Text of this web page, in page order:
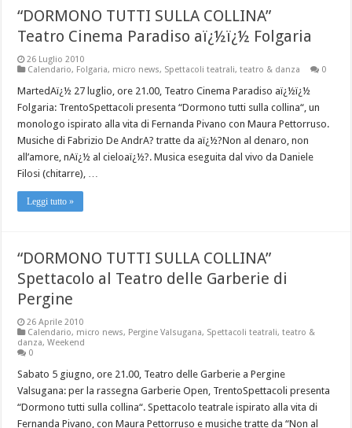
“DORMONO TUTTI SULLA COLLINA”
Teatro Cinema Paradiso aï¿½ï¿½ Folgaria
26 Luglio 2010
Calendario, Folgaria, micro news, Spettacoli teatrali,teatro & danza 0
MartedAï¿½ 27 luglio, ore 21.00, Teatro Cinema Paradiso aï¿½ï¿½
Folgaria: TrentoSpettacoli presenta “Dormono tutti sulla collina“, un
monologo ispirato alla vita di Fernanda Pivano con Maura Pettorruso.
Musiche di Fabrizio De AndrA? tratte da aï¿½?Non al denaro, non
all’amore, nAï¿½ al cieloaï¿½?. Musica eseguita dal vivo da Daniele
Filosi (chitarre), …
Leggi tutto »
“DORMONO TUTTI SULLA COLLINA”
Spettacolo al Teatro delle Garberie di
Pergine
26 Aprile 2010
Calendario, micro news, Pergine Valsugana, Spettacoli teatrali,teatro &
danza,Weekend
0
Sabato 5 giugno, ore 21.00, Teatro delle Garberie a Pergine
Valsugana: per la rassegna Garberie Open, TrentoSpettacoli presenta
“Dormono tutti sulla collina“. Spettacolo teatrale ispirato alla vita di
Fernanda Pivano, con Maura Pettorruso e musiche tratte da “Non al